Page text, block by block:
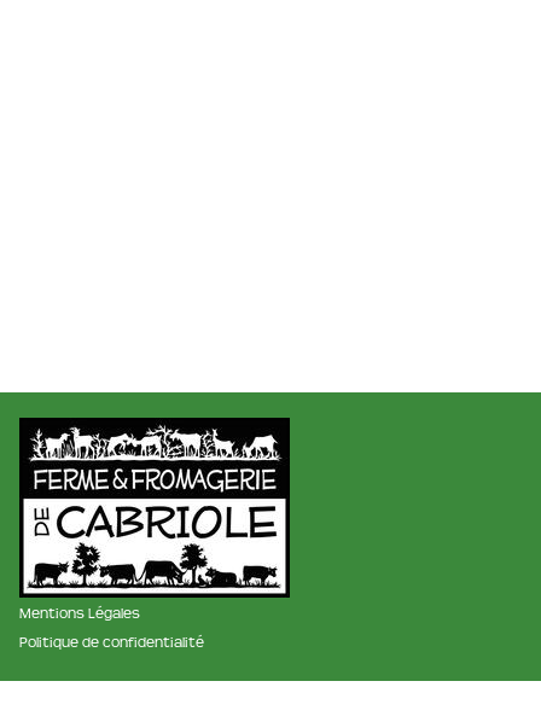
Mentions Légales
Politique de confidentialité